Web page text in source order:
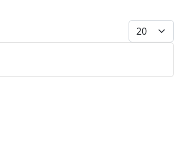
Кол-во строк: